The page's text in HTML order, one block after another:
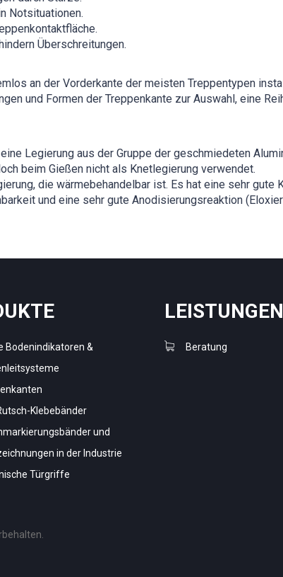
Notsituationen.
Überschreitungen.
an der Vorderkante der meisten Treppentypen
und Formen der Treppenkante zur Auswahl, eine
Legierung aus der Gruppe der geschmiedeten
beim Gießen nicht als Knetlegierung verwendet.
die wärmebehandelbar ist. Es hat eine sehr
und eine sehr gute Anodisierungsreaktion
Bodenindikatoren &
Klebebänder
und
in der Industrie
Türgriffe
LEISTUNGEN
Beratung